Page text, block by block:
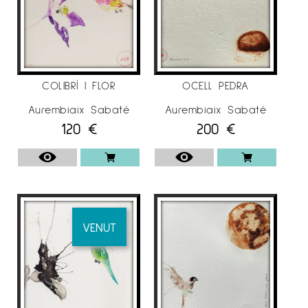
SELECCIÓ EXPOSICIONS INDIVIDUALS
Galeria d’artAnquin’s
, “TransfORmació i
Alquimía” Reus.
. 2016/17
. 2015
Galeria d’artAnquin’s , “Haikus” Reus.
. 2014
COLIBRÍ I FLOR
Aurembiaix Sabaté
120 €
VENUT
OCELL PEDRA
Aurembiaix Sabaté
200 €